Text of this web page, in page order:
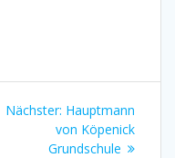
Nächster: Nächster
Beitrag:
Hauptmann
von Köpenick
Grundschule